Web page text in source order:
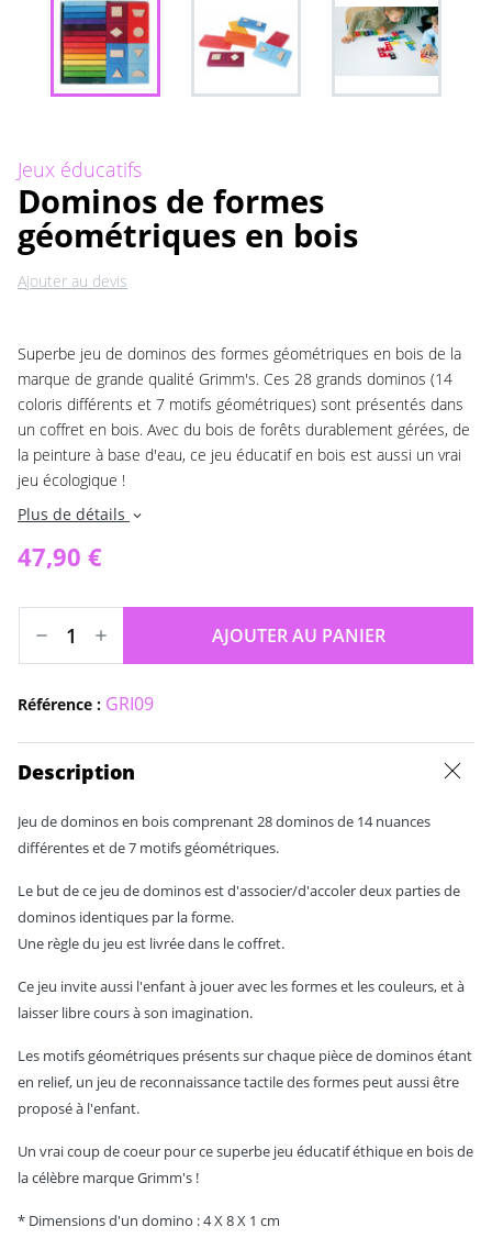
Jeux éducatifs
Dominos de formes
géométriques en bois
Ajouter au devis
Superbe jeu de dominos des formes géométriques en bois de la
marque de grande qualité Grimm's. Ces 28 grands dominos (14
coloris différents et 7 motifs géométriques) sont présentés dans
un coffret en bois. Avec du bois de forêts durablement gérées, de
la peinture à base d'eau, ce jeu éducatif en bois est aussi un vrai
jeu écologique !
Plus de détails expand_more
47,90 €
AJOUTER AU PANIER
Référence : GRI09
Description
Jeu de dominos en bois comprenant 28 dominos de 14 nuances
différentes et de 7 motifs géométriques.
Le but de ce jeu de dominos est d'associer/d'accoler deux parties de
dominos identiques par la forme.
Une règle du jeu est livrée dans le coffret.
Ce jeu invite aussi l'enfant à jouer avec les formes et les couleurs, et à
laisser libre cours à son imagination.
Les motifs géométriques présents sur chaque pièce de dominos étant
en relief, un jeu de reconnaissance tactile des formes peut aussi être
proposé à l'enfant.
Un vrai coup de coeur pour ce superbe jeu éducatif éthique en bois de
la célèbre marque Grimm's !
* Dimensions d'un domino : 4 X 8 X 1 cm